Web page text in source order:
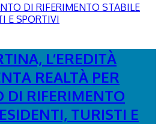
L’EREDITÀ
REALTÀ PER
DI RIFERIMENTO
TURISTI E